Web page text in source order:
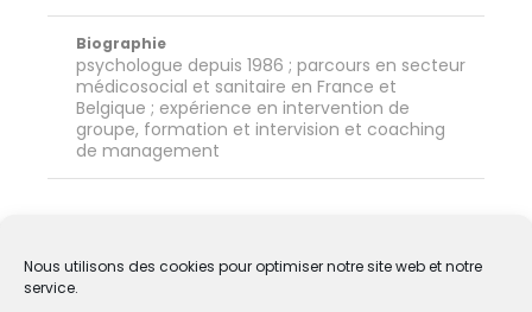
Nous utilisons des cookies pour optimiser notre site web et notre
service.
Biographie
psychologue depuis 1986 ; parcours en secteur
médicosocial et sanitaire en France et
Belgique ; expérience en intervention de
groupe, formation et intervision et coaching
de management